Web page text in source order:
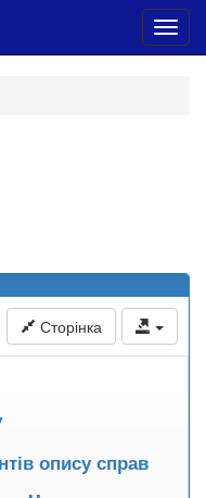
Сторінка
опису справ